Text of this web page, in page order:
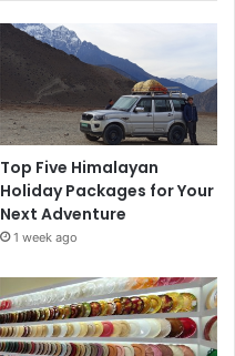
Top Five Himalayan
Holiday Packages for Your
Next Adventure
1 week ago